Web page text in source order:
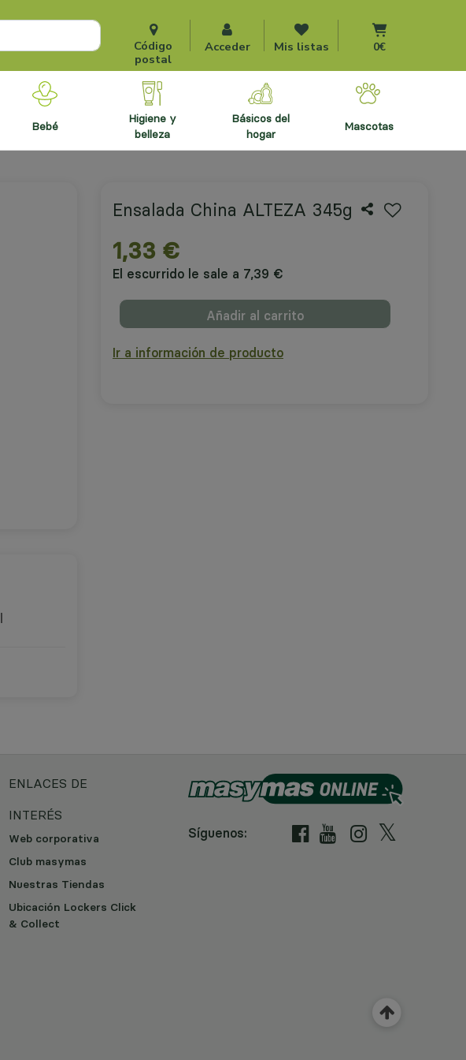
Código
postal
Acceder Mis listasIr al carrito
0€
bebé
higiene y
belleza
básicos del
hogar
mascotas
Ensalada China ALTEZA 345g
1,33 €
El escurrido le sale a 7,39 €
Añadir al carrito
Ir a información de producto
ENLACES DE
INTERÉS
Web corporativa
Club masymas
Nuestras Tiendas
Ubicación Lockers Click
& Collect
Síguenos: